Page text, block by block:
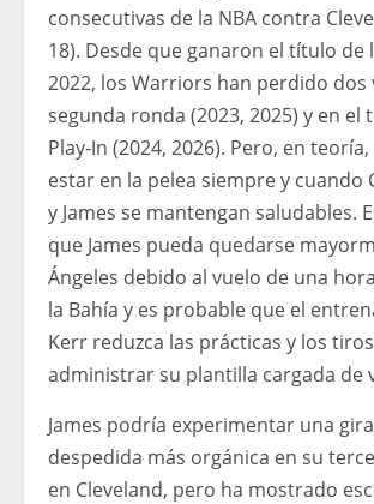
consecutivas de la NBA contra
18). Desde que ganaron el título de
2022, los Warriors han perdido dos
segunda ronda (2023, 2025) y en el
Play-In (2024, 2026). Pero, en
estar en la pelea siempre y cuando
y James se mantengan saludables.
que James pueda quedarse
Ángeles debido al vuelo de una
la Bahía y es probable que el
Kerr reduzca las prácticas y los
administrar su plantilla cargada de
James podría experimentar una
despedida más orgánica en su
en Cleveland, pero ha mostrado